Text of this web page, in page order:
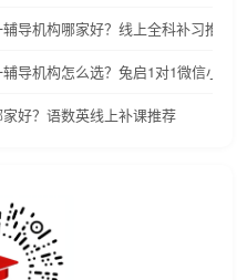
导机构哪家好？线上全科补习推荐
导机构怎么选？兔启1对1微信小程
好？语数英线上补课推荐